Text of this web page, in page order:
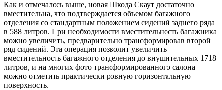
Как и отмечалось выше, новая Шкода Скаут достаточно
вместительна, что подтверждается объемом багажного
отделения со стандартным положением сидений заднего ряда
в 588 литров. При необходимости вместительность багажника
можно увеличить, предварительно трансформировав второй
ряд сидений. Эта операция позволит увеличить
вместительность багажного отделения до внушительных 1718
литров, и на многих фото трансформированного салона
можно отметить практически ровную горизонтальную
поверхность.